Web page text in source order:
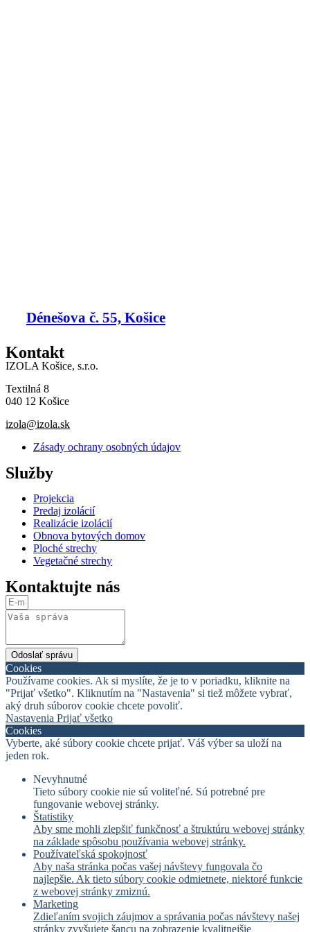
Dénešova č. 55, Košice
Kontakt
IZOLA Košice, s.r.o.
Textilná 8
040 12 Košice
izola@izola.sk
Zásady ochrany osobných údajov
Služby
Projekcia
Predaj izolácií
Realizácie izolácií
Obnova bytových domov
Ploché strechy
Vegetačné strechy
Kontaktujte nás
Odoslať správu
Cookies
Používame cookies. Ak si myslíte, že je to v poriadku, kliknite na
"Prijať všetko". Kliknutím na "Nastavenia" si tiež môžete vybrať,
aký druh súborov cookie chcete povoliť.
Nastavenia Prijať všetko
Cookies
Vyberte, aké súbory cookie chcete prijať. Váš výber sa uloží na
jeden rok.
Nevyhnutné
Tieto súbory cookie nie sú voliteľné. Sú potrebné pre
fungovanie webovej stránky.
Štatistiky
Aby sme mohli zlepšiť funkčnosť a štruktúru webovej stránky
na základe spôsobu používania webovej stránky.
Používateľská spokojnosť
Aby naša stránka počas vašej návštevy fungovala čo
najlepšie. Ak tieto súbory cookie odmietnete, niektoré funkcie
z webovej stránky zmiznú.
Marketing
Zdieľaním svojich záujmov a správania počas návštevy našej
stránky zvyšujete šancu na zobrazenie kvalitnejšie